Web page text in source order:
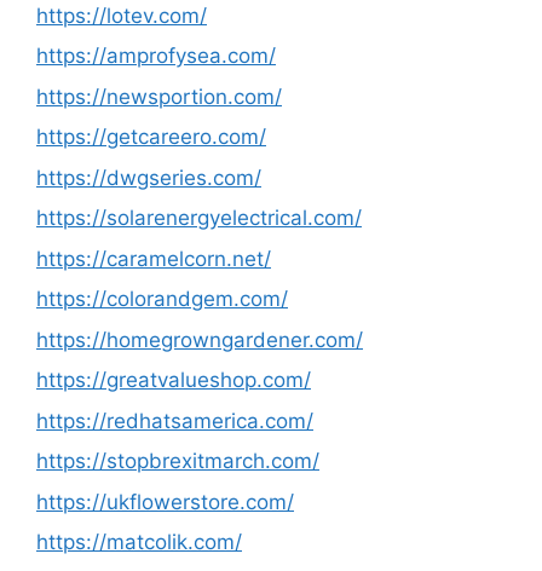
https://lotev.com/
https://amprofysea.com/
https://newsportion.com/
https://getcareero.com/
https://dwgseries.com/
https://solarenergyelectrical.com/
https://caramelcorn.net/
https://colorandgem.com/
https://homegrowngardener.com/
https://greatvalueshop.com/
https://redhatsamerica.com/
https://stopbrexitmarch.com/
https://ukflowerstore.com/
https://matcolik.com/